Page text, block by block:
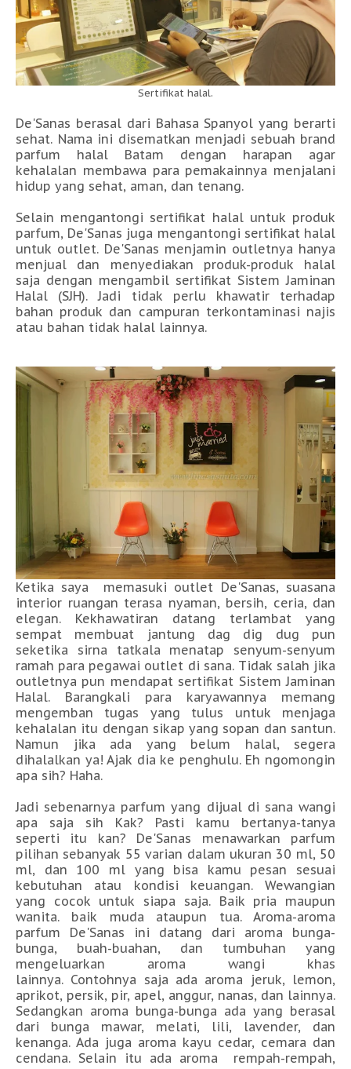
Sertifikat halal.
De'Sanas berasal dari Bahasa Spanyol yang berarti
sehat. Nama ini disematkan menjadi sebuah brand
parfum halal Batam dengan harapan agar
kehalalan membawa para pemakainnya menjalani
hidup yang sehat, aman, dan tenang.
Selain mengantongi sertifikat halal untuk produk
parfum, De'Sanas juga mengantongi sertifikat halal
untuk outlet. De'Sanas menjamin outletnya hanya
menjual dan menyediakan produk-produk halal
saja dengan mengambil sertifikat Sistem Jaminan
Halal (SJH). Jadi tidak perlu khawatir terhadap
bahan produk dan campuran terkontaminasi najis
atau bahan tidak halal lainnya.
Ketika saya memasuki outlet De'Sanas, suasana
interior ruangan terasa nyaman, bersih, ceria, dan
elegan. Kekhawatiran datang terlambat yang
sempat membuat jantung dag dig dug pun
seketika sirna tatkala menatap senyum-senyum
ramah para pegawai outlet di sana. Tidak salah jika
outletnya pun mendapat sertifikat Sistem Jaminan
Halal. Barangkali para karyawannya memang
mengemban tugas yang tulus untuk menjaga
kehalalan itu dengan sikap yang sopan dan santun.
Namun jika ada yang belum halal, segera
dihalalkan ya! Ajak dia ke penghulu. Eh ngomongin
apa sih? Haha.
Jadi sebenarnya parfum yang dijual di sana wangi
apa saja sih Kak? Pasti kamu bertanya-tanya
seperti itu kan? De'Sanas menawarkan parfum
pilihan sebanyak 55 varian dalam ukuran 30 ml, 50
ml, dan 100 ml yang bisa kamu pesan sesuai
kebutuhan atau kondisi keuangan. Wewangian
yang cocok untuk siapa saja. Baik pria maupun
wanita. baik muda ataupun tua. Aroma-aroma
parfum De'Sanas ini datang dari aroma bunga-
bunga, buah-buahan, dan tumbuhan yang
mengeluarkan aroma wangi khas
lainnya. Contohnya saja ada aroma jeruk, lemon,
aprikot, persik, pir, apel, anggur, nanas, dan lainnya.
Sedangkan aroma bunga-bunga ada yang berasal
dari bunga mawar, melati, lili, lavender, dan
kenanga. Ada juga aroma kayu cedar, cemara dan
cendana. Selain itu ada aroma rempah-rempah,